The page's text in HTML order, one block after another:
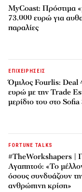
MyCoast: Πρόστιμα
73.000 ευρώ για
παραλίες
ΕΠΙΧΕΙΡΗΣΕΙΣ
Όμιλος Fourlis: Deal
ευρώ με την Trade
μερίδιο του στο
FORTUNE TALKS
#TheWorkshapers |
Αγαπητού: «Το
όσους συνδυάζουν
ανθρώπινη κρίση»